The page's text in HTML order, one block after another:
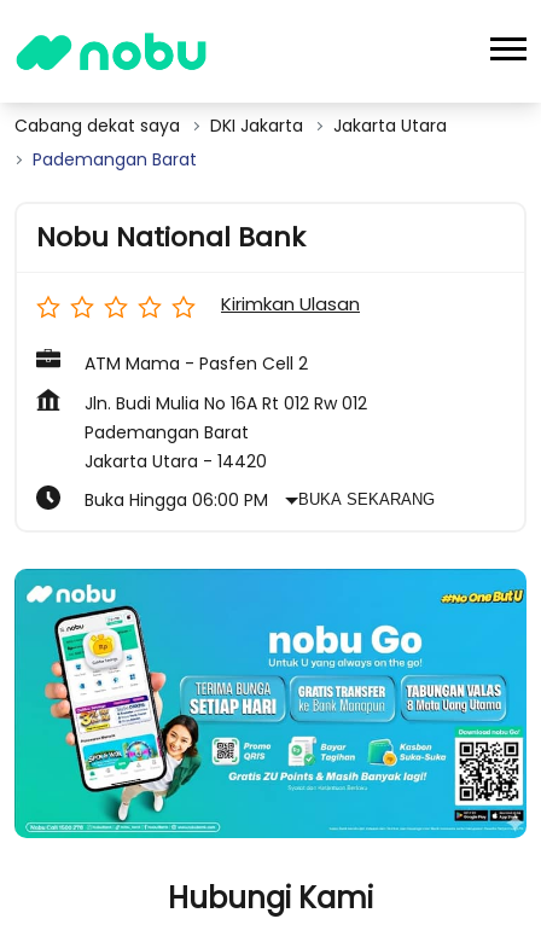
Cabang dekat saya DKI Jakarta
Jakarta Utara
Pademangan Barat
Nobu National Bank
Kirimkan Ulasan
ATM Mama - Pasfen Cell 2
Jln. Budi Mulia No 16A Rt 012 Rw 012
Pademangan Barat
Jakarta Utara - 14420
Buka Hingga 06:00 PM
BUKA SEKARANG
Hubungi Kami